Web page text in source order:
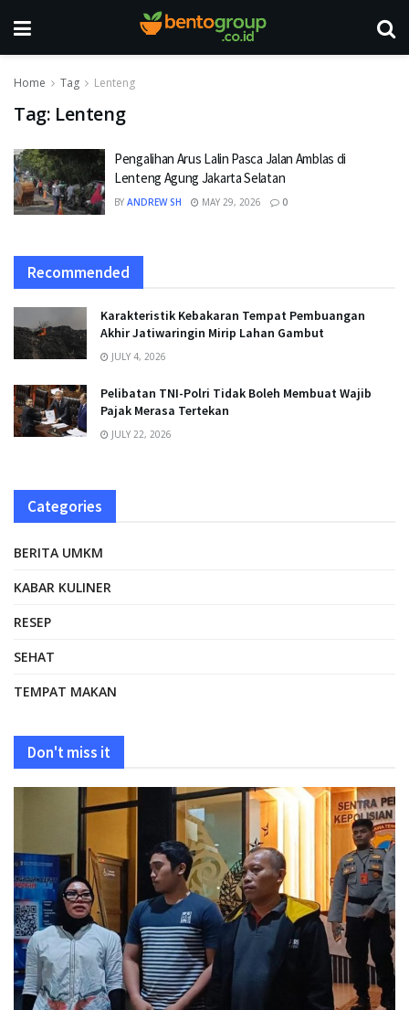
Home Tag Lenteng
Tag: Lenteng
Pengalihan Arus Lalin Pasca Jalan Amblas di
Lenteng Agung Jakarta Selatan
BY ANDREW SH MAY 29, 2026 0
Recommended
Karakteristik Kebakaran Tempat Pembuangan
Akhir Jatiwaringin Mirip Lahan Gambut
JULY 4, 2026
Pelibatan TNI-Polri Tidak Boleh Membuat Wajib
Pajak Merasa Tertekan
JULY 22, 2026
Categories
BERITA UMKM
KABAR KULINER
RESEP
SEHAT
TEMPAT MAKAN
Don't miss it